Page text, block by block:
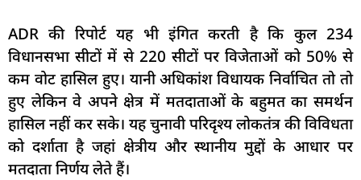
ADR की रिपोर्ट यह भी इंगित करती है कि कुल 234
विधानसभा सीटों में से 220 सीटों पर विजेताओं को 50% से
कम वोट हासिल हुए। यानी अधिकांश विधायक निर्वाचित तो तो
हुए लेकिन वे अपने क्षेत्र में मतदाताओं के बहुमत का समर्थन
हासिल नहीं कर सके। यह चुनावी परिदृश्य लोकतंत्र की विविधता
को दर्शाता है जहां क्षेत्रीय और स्थानीय मुद्दों के आधार पर
मतदाता निर्णय लेते हैं।